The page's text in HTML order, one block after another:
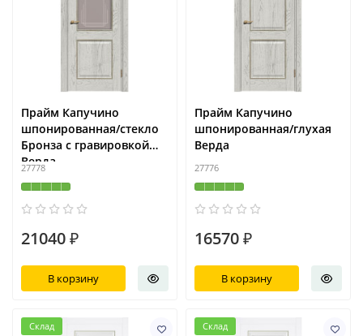
Прайм Капучино
шпонированная/стекло
Бронза с гравировкой
Верда
27778
21040 ₽
В корзину
Прайм Капучино
шпонированная/глухая
Верда
27776
16570 ₽
В корзину
Склад Склад